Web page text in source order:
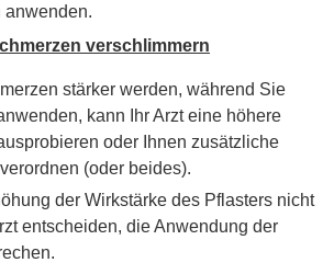
anwenden.
verschlimmern
stärker werden, während Sie
kann Ihr Arzt eine höhere
oder Ihnen zusätzliche
(oder beides).
der Wirkstärke des Pflasters nicht
entscheiden, die Anwendung der